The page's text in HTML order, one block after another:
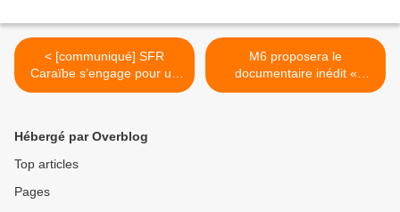
< [communiqué] SFR
Caraïbe s’engage pour un
Noël solidaire aux côtés du
M6 proposera le
documentaire inédit «
Hallyday par David » ! >
Hébergé par Overblog
Top articles
Pages